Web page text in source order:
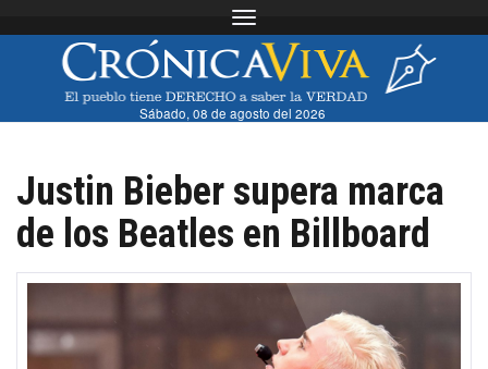
Toggle navigation
Sábado, 08 de agosto del 2026
Justin Bieber supera marca
de los Beatles en Billboard